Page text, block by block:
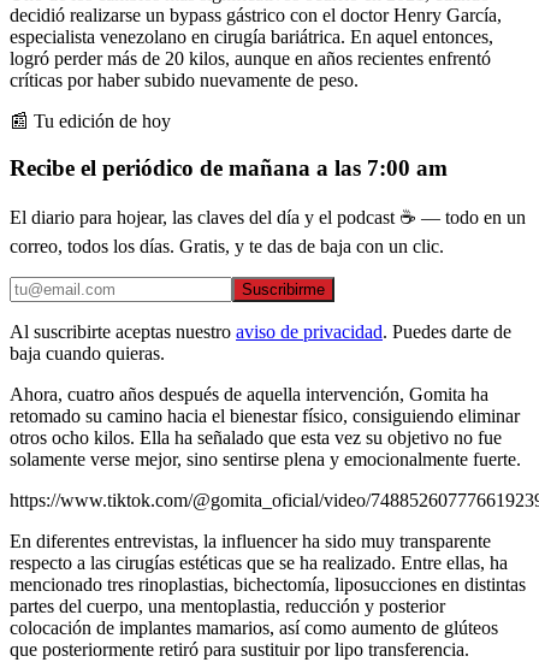
decidió realizarse un bypass gástrico con el doctor Henry García,
especialista venezolano en cirugía bariátrica. En aquel entonces,
logró perder más de 20 kilos, aunque en años recientes enfrentó
críticas por haber subido nuevamente de peso.
📰 Tu edición de hoy
Recibe el periódico de mañana a las 7:00 am
El diario para hojear, las claves del día y el podcast ☕ — todo en un
correo, todos los días. Gratis, y te das de baja con un clic.
Suscribirme
Al suscribirte aceptas nuestro aviso de privacidad. Puedes darte de
baja cuando quieras.
Ahora, cuatro años después de aquella intervención, Gomita ha
retomado su camino hacia el bienestar físico, consiguiendo eliminar
otros ocho kilos. Ella ha señalado que esta vez su objetivo no fue
solamente verse mejor, sino sentirse plena y emocionalmente fuerte.
https://www.tiktok.com/@gomita_oficial/video/
En diferentes entrevistas, la influencer ha sido muy transparente
respecto a las cirugías estéticas que se ha realizado. Entre ellas, ha
mencionado tres rinoplastias, bichectomía, liposucciones en distintas
partes del cuerpo, una mentoplastia, reducción y posterior
colocación de implantes mamarios, así como aumento de glúteos
que posteriormente retiró para sustituir por lipo transferencia.